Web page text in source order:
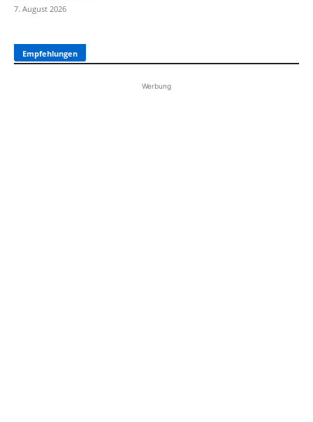
7. August 2026
Empfehlungen
Werbung